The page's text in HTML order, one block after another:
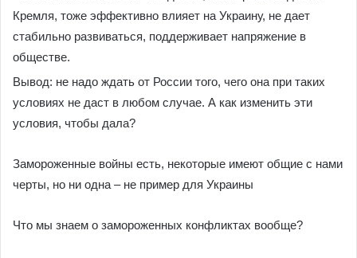
Кремля, тоже эффективно влияет на Украину, не дает
стабильно развиваться, поддерживает напряжение в
обществе.
Вывод: не надо ждать от России того, чего она при таких
условиях не даст в любом случае. А как изменить эти
условия, чтобы дала?
Замороженные войны есть, некоторые имеют общие с нами
черты, но ни одна – не пример для Украины
Что мы знаем о замороженных конфликтах вообще?